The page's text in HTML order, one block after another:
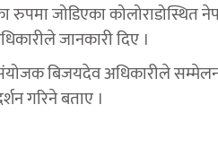
जोडिएका कोलोराडोस्थित
जानकारी दिए ।
बिजयदेव अधिकारीले
गरिने बताए ।